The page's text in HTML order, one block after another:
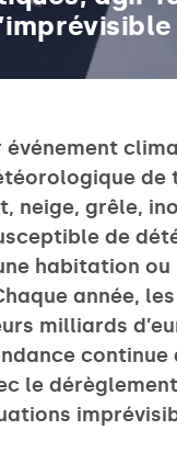
événement
de
neige, grêle,
de
habitation ou
année,
milliards
continue
le